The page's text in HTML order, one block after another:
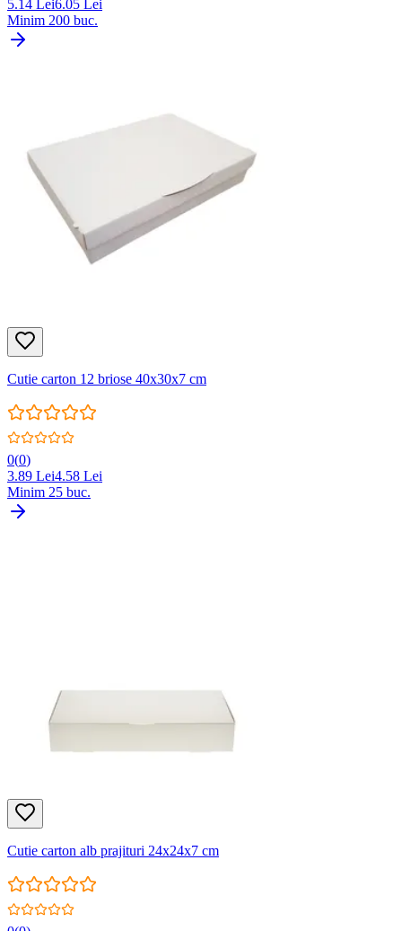
5.14 Lei6.05 Lei
Minim 200 buc.
Cutie carton 12 briose 40x30x7 cm
0(0)
3.89 Lei4.58 Lei
Minim 25 buc.
Cutie carton alb prajituri 24x24x7 cm